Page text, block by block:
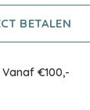
BETALEN
Vanaf €100,-